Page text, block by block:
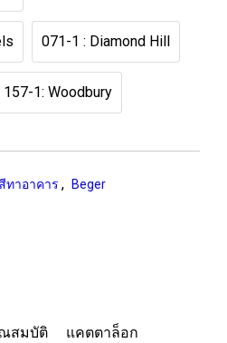
071-1 : Diamond Hill
157-1: Woodbury
สีทาอาคาร , Beger
สมบัติ แคตตาล็อก